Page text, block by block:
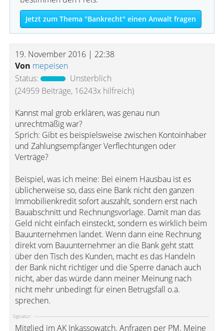
Jetzt zum Thema "Bankrecht" einen Anwalt fragen
19. November 2016 | 22:38
Von mepeisen
Status:
Unsterblich
(24959 Beiträge, 16243x hilfreich)
Kannst mal grob erklären, was genau nun
unrechtmäßig war?
Sprich: Gibt es beispielsweise zwischen Kontoinhaber
und Zahlungsempfänger Verflechtungen oder
Verträge?
Beispiel, was ich meine: Bei einem Hausbau ist es
üblicherweise so, dass eine Bank nicht den ganzen
Immobilienkredit sofort auszahlt, sondern erst nach
Bauabschnitt und Rechnungsvorlage. Damit man das
Geld nicht einfach einsteckt, sondern es wirklich beim
Bauunternehmen landet. Wenn dann eine Rechnung
direkt vom Bauunternehmer an die Bank geht statt
über den Tisch des Kunden, macht es das Handeln
der Bank nicht richtiger und die Sperre danach auch
nicht, aber das würde dann meiner Meinung nach
nicht mehr unbedingt für einen Betrugsfall o.ä.
sprechen.
Signatur:
Mitglied im AK Inkassowatch. Anfragen per PM. Meine